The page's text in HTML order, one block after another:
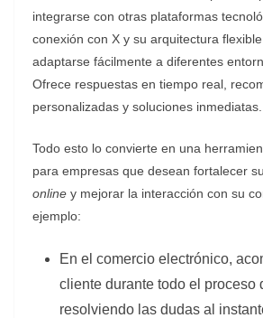
integrarse con otras plataformas
conexión con X y su arquitectura
adaptarse fácilmente a diferentes
Ofrece respuestas en tiempo real,
personalizadas y soluciones inmediatas.
Todo esto lo convierte en una
para empresas que desean fortalecer
online y mejorar la interacción con su
ejemplo:
En el comercio electrónico,
cliente durante todo el proceso
resolviendo las dudas al